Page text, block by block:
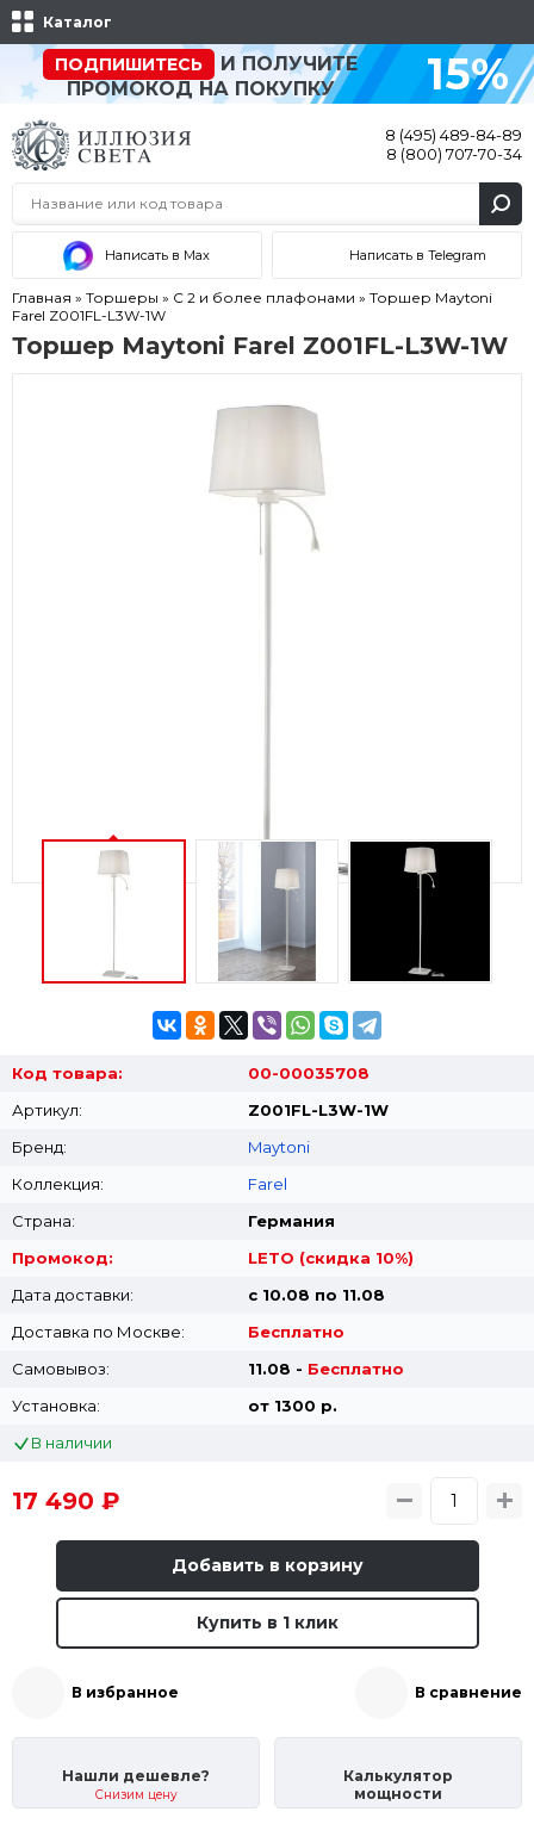
Каталог
ПОДПИШИТЕСЬ
И ПОЛУЧИТЕ
ПРОМОКОД НА ПОКУПКУ
15%
8 (495) 489-84-89
8 (800) 707-70-34
Написать в Max Написать в Telegram
Главная » Торшеры » С 2 и более плафонами » Торшер Maytoni
Farel Z001FL-L3W-1W
Торшер Maytoni Farel Z001FL-L3W-1W
Код товара:
00-00035708
Артикул:
Z001FL-L3W-1W
Бренд:
Maytoni
Коллекция:
Farel
Страна:
Германия
Промокод:
LETO (скидка 10%)
Дата доставки:
с 10.08 по 11.08
Доставка по Москве:
Бесплатно
Самовывоз:
11.08 - Бесплатно
Установка:
от 1300 p.
В наличии
17 490 ₽
Добавить в корзину
Купить в 1 клик
В избранное В сравнение
Нашли дешевле?
Снизим цену
Калькулятор
мощности